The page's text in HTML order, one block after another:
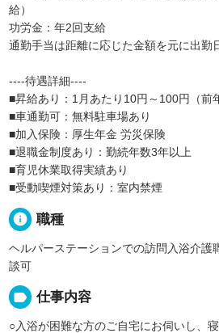
給）
功労金：年2回支給
通勤手当は距離に応じた金額を元に出勤
----待遇詳細----
■昇給あり：1月あたり10円～100円（前
■車通勤可：無料駐車場あり
■加入保険：厚生年金 労災保険
■退職金制度あり：勤続年数3年以上
■育児休業取得実績あり
■受動喫煙対策あり：室内禁煙
info 職種
ヘルパーステーションでの訪問入浴介護
談可
label 仕事内容
○入浴が困難な方のご自宅にお伺いし、